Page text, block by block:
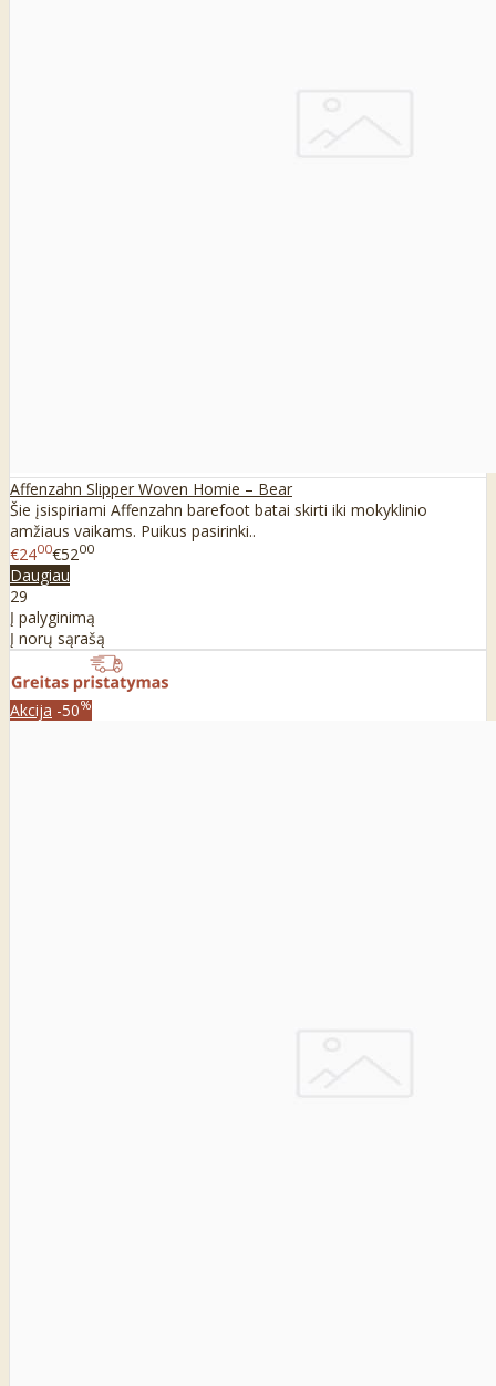
Affenzahn Slipper Woven Homie – Bear
Šie įsispiriami Affenzahn barefoot batai skirti iki mokyklinio
amžiaus vaikams. Puikus pasirinki..
€2400€5200
Daugiau
29
Į palyginimą
Į norų sąrašą
Akcija -50%